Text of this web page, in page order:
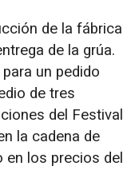
de la fábrica
de la grúa.
un pedido
de tres
del Festival
la cadena de
los precios del